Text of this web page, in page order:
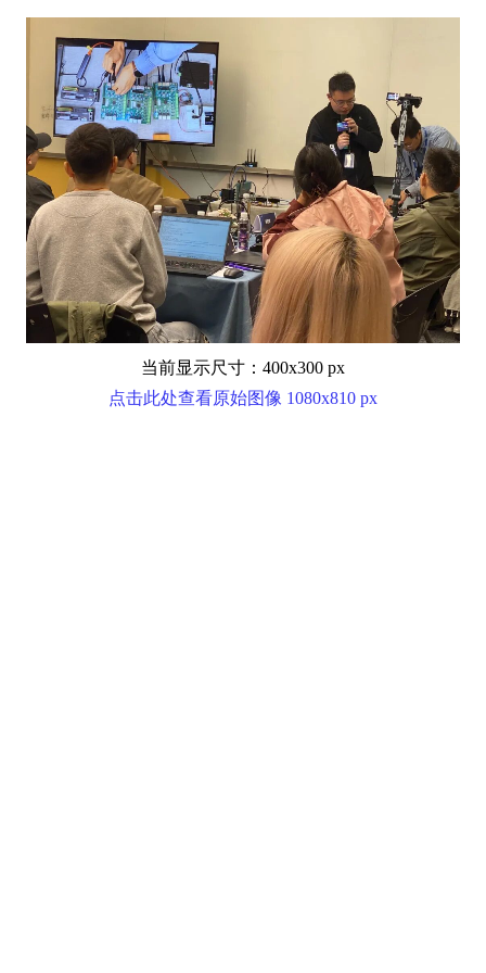
当前显示尺寸：400x300 px
点击此处查看原始图像 1080x810 px